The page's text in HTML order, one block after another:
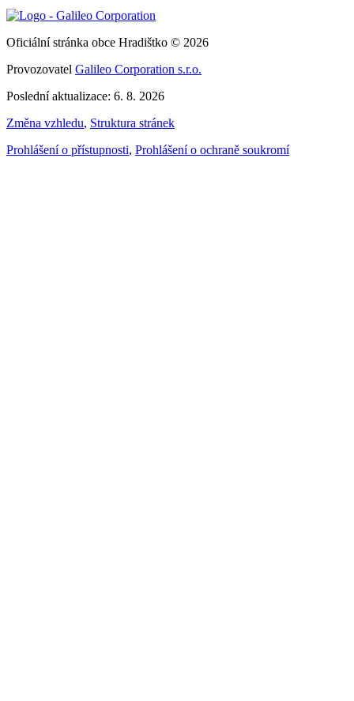
Oficiální stránka obce Hradištko © 2026
Provozovatel Galileo Corporation s.r.o.
Poslední aktualizace: 6. 8. 2026
Změna vzhledu, Struktura stránek
Prohlášení o přístupnosti, Prohlášení o ochraně soukromí